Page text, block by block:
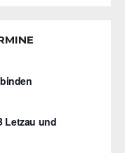
Letzau und